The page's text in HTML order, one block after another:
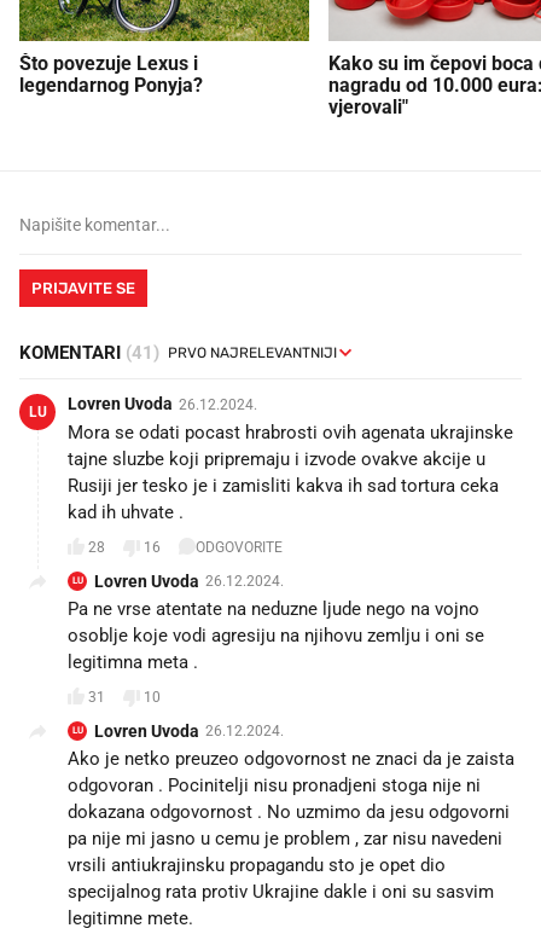
Što povezuje Lexus i
legendarnog Ponyja?
Kako su im čepovi boca
nagradu od 10.000
vjerovali"
PRIJAVITE SE
KOMENTARI (41)
LU Lovren Uvoda 26.12.2024.
Mora se odati pocast hrabrosti ovih agenata ukrajinske
tajne sluzbe koji pripremaju i izvode ovakve akcije u
Rusiji jer tesko je i zamisliti kakva ih sad tortura ceka
kad ih uhvate .
28 16 ODGOVORITE
LU Lovren Uvoda 26.12.2024.
Pa ne vrse atentate na neduzne ljude nego na vojno
osoblje koje vodi agresiju na njihovu zemlju i oni se
legitimna meta .
31 10
LU Lovren Uvoda 26.12.2024.
Ako je netko preuzeo odgovornost ne znaci da je zaista
odgovoran . Pocinitelji nisu pronadjeni stoga nije ni
dokazana odgovornost . No uzmimo da jesu odgovorni
pa nije mi jasno u cemu je problem , zar nisu navedeni
vrsili antiukrajinsku propagandu sto je opet dio
specijalnog rata protiv Ukrajine dakle i oni su sasvim
legitimne mete.